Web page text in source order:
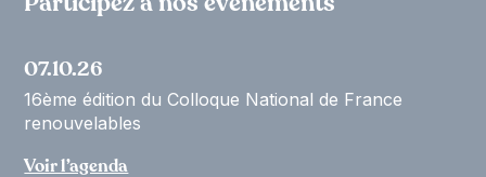
07.10.26
16ème édition du Colloque National de France
renouvelables
Voir l’agenda